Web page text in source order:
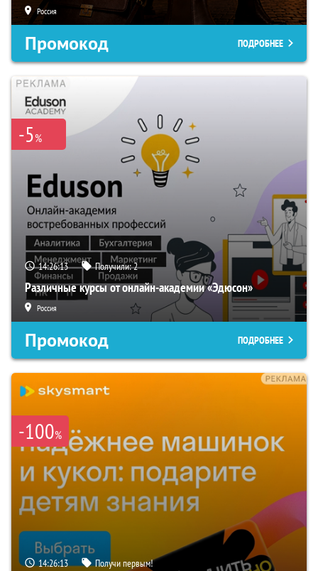
Россия
Промокод ПОДРОБНЕЕ
-5%
14:26:12 Получили:2
Различные курсы от онлайн-академии «Эдюсон»
Россия
Промокод ПОДРОБНЕЕ
-100%
14:26:12 Получи первым!